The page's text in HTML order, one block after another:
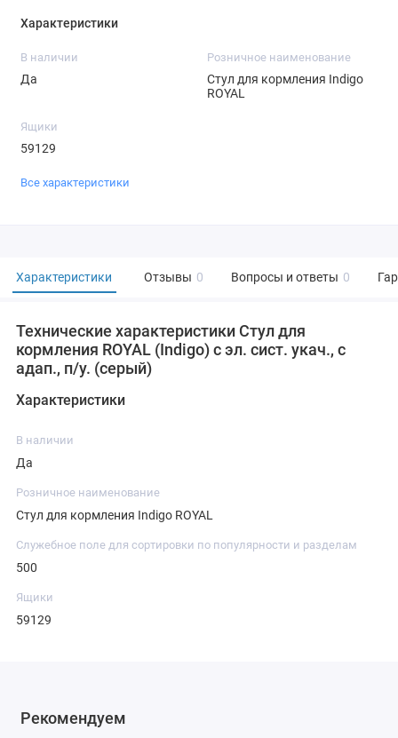
Характеристики
В наличии
Да
Розничное наименование
Стул для кормления Indigo
ROYAL
Ящики
59129
Все характеристики
Характеристики Отзывы 0 Вопросы и ответы 0
Технические характеристики Стул для
кормления ROYAL (Indigo) с эл. сист. укач., с
адап., п/у. (серый)
Характеристики
В наличии
Да
Розничное наименование
Стул для кормления Indigo ROYAL
Служебное поле для сортировки по популярности и разделам
500
Ящики
59129
Рекомендуем